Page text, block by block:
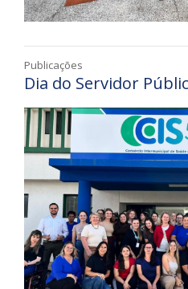
Publicações
Dia do Servidor